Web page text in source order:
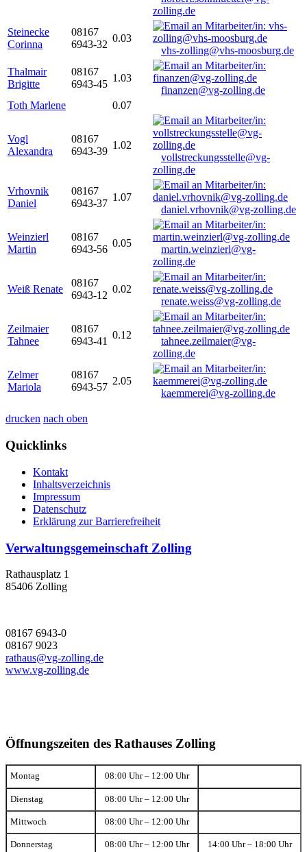
zolling.de
Steinecke
Corinna
08167
6943-32
0.03
vhs-zolling@vhs-moosburg.de
Thalmair
Brigitte
08167
6943-45
1.03
finanzen@vg-zolling.de
Toth Marlene
0.07
Vogl
Alexandra
08167
6943-39
1.02
vollstreckungsstelle@vg-
zolling.de
Vrhovnik
Daniel
08167
6943-37
1.07
daniel.vrhovnik@vg-zolling.de
Weinzierl
Martin
08167
6943-56
0.05
martin.weinzierl@vg-
zolling.de
Weiß Renate
08167
6943-12
0.02
renate.weiss@vg-zolling.de
Zeilmaier
Tahnee
08167
6943-41
0.12
tahnee.zeilmaier@vg-
zolling.de
Zelmer
Mariola
08167
6943-57
2.05
kaemmerei@vg-zolling.de
drucken nach oben
Quicklinks
Kontakt
Inhaltsverzeichnis
Impressum
Datenschutz
Erklärung zur Barrierefreiheit
Verwaltungsgemeinschaft Zolling
Rathausplatz 1
85406 Zolling
08167 6943-0
08167 9023
rathaus@vg-zolling.de
www.vg-zolling.de
Öffnungszeiten des Rathauses Zolling
Montag 08:00 Uhr – 12:00 Uhr
Dienstag 08:00 Uhr – 12:00 Uhr
Mittwoch 08:00 Uhr – 12:00 Uhr
Donnerstag 08:00 Uhr – 12:00 Uhr 14:00 Uhr – 18:00 Uhr